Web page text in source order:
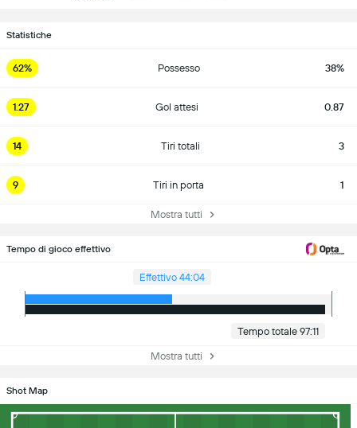
Statistiche
62% Possesso 38%
1.27 Gol attesi 0.87
14 Tiri totali 3
9 Tiri in porta 1
Mostra tutti
Tempo di gioco effettivo
Effettivo 44:04
Tempo totale 97:11
Mostra tutti
Shot Map